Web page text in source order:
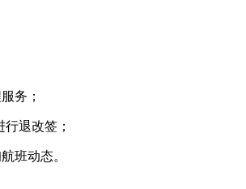
务；
退改签；
班动态。